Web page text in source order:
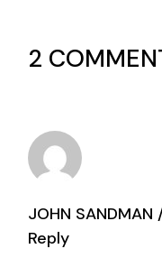
2
JOHN SANDMAN
Reply